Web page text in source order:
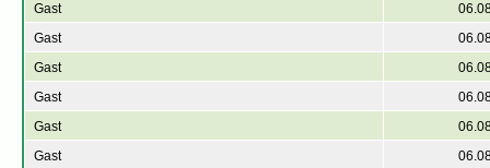
Gast
Gast
Gast
Gast
Gast
Gast